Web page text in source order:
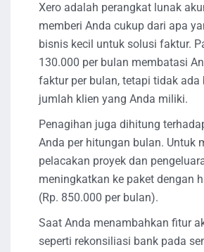
Xero adalah perangkat lunak
memberi Anda cukup dari apa
bisnis kecil untuk solusi faktur.
130.000 per bulan membatasi
faktur per bulan, tetapi tidak ada
jumlah klien yang Anda miliki.
Penagihan juga dihitung
Anda per hitungan bulan. Untuk
pelacakan proyek dan
meningkatkan ke paket dengan
(Rp. 850.000 per bulan).
Saat Anda menambahkan fitur
seperti rekonsiliasi bank pada